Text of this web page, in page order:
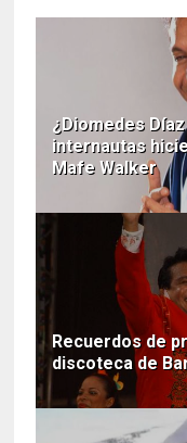
¿Diomedes
internautas
Mafe Walker
Recuerdos de
discoteca de